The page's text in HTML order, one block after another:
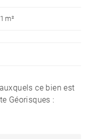
m²
ce bien est
Géorisques :